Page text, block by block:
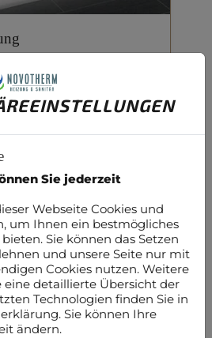
Plattenheizkörper
mit
Sie jederzeit
Webseite Cookies und
um Ihnen ein bestmögliches
Sie können das Setzen
und unsere Seite nur mit
Cookies nutzen. Weitere
eine detaillierte Übersicht der
Technologien finden Sie in
Sie können Ihre
ändern.